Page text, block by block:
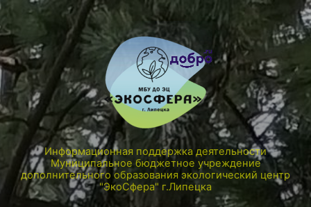
Информационная поддержка деятельности
Муниципальное бюджетное учреждение
дополнительного образования экологический центр
"ЭкоСфера" г.Липецка